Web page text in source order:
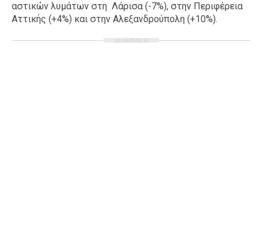
Ταξίδια
Style
Family
αστικών λυμάτων στη Λάρισα (-7%), στην Περιφέρεια
Αττικής (+4%) και στην Αλεξανδρούπολη (+10%).
ΔΙΑΦΗΜΙΣΗ